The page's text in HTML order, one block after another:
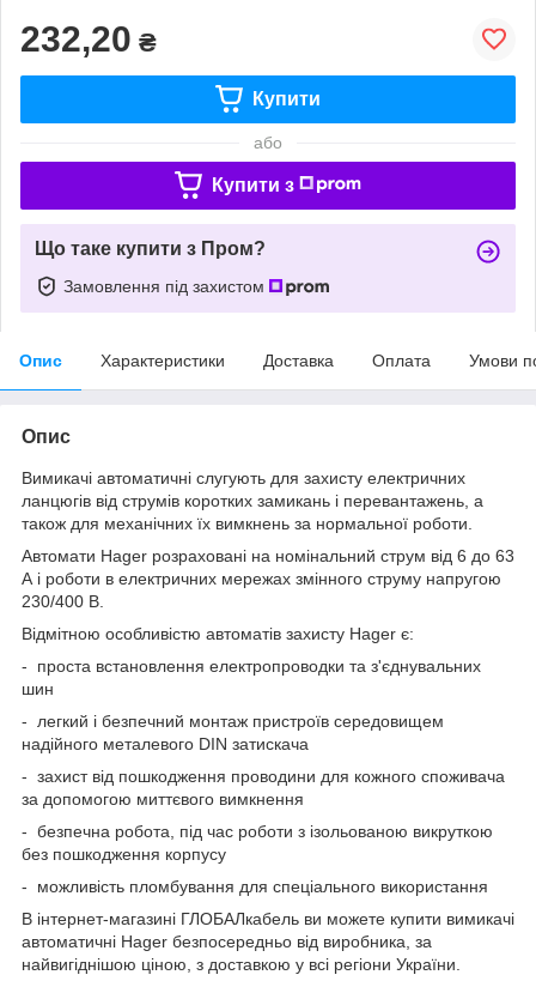
232,20 ₴
Купити
або
Купити з
Що таке купити з Пром?
Замовлення під захистом
Опис Характеристики Доставка Оплата Умови
Опис
Вимикачі автоматичні слугують для захисту електричних
ланцюгів від струмів коротких замикань і перевантажень, а
також для механічних їх вимкнень за нормальної роботи.
Автомати Hager розраховані на номінальний струм від 6 до 63
А і роботи в електричних мережах змінного струму напругою
230/400 В.
Відмітною особливістю автоматів захисту Hager є:
- проста встановлення електропроводки та з'єднувальних
шин
- легкий і безпечний монтаж пристроїв середовищем
надійного металевого DIN затискача
- захист від пошкодження проводини для кожного споживача
за допомогою миттєвого вимкнення
- безпечна робота, під час роботи з ізольованою викруткою
без пошкодження корпусу
- можливість пломбування для спеціального використання
В інтернет-магазині ГЛОБАЛкабель ви можете купити вимикачі
автоматичні Hager безпосередньо від виробника, за
найвигіднішою ціною, з доставкою у всі регіони України.